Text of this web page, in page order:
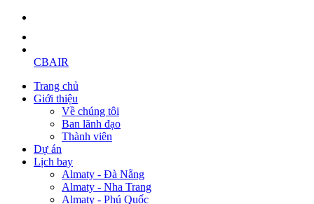
CBAIR
Trang chủ
Giới thiệu
Về chúng tôi
Ban lãnh đạo
Thành viên
Dự án
Lịch bay
Almaty - Đà Nẵng
Almaty - Nha Trang
Almaty - Phú Quốc